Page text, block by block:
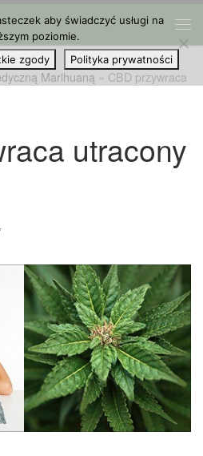
Marihuaną » CBD przywraca
utracony
aby świadczyć usługi na
poziomie.
zgody Polityka prywatności